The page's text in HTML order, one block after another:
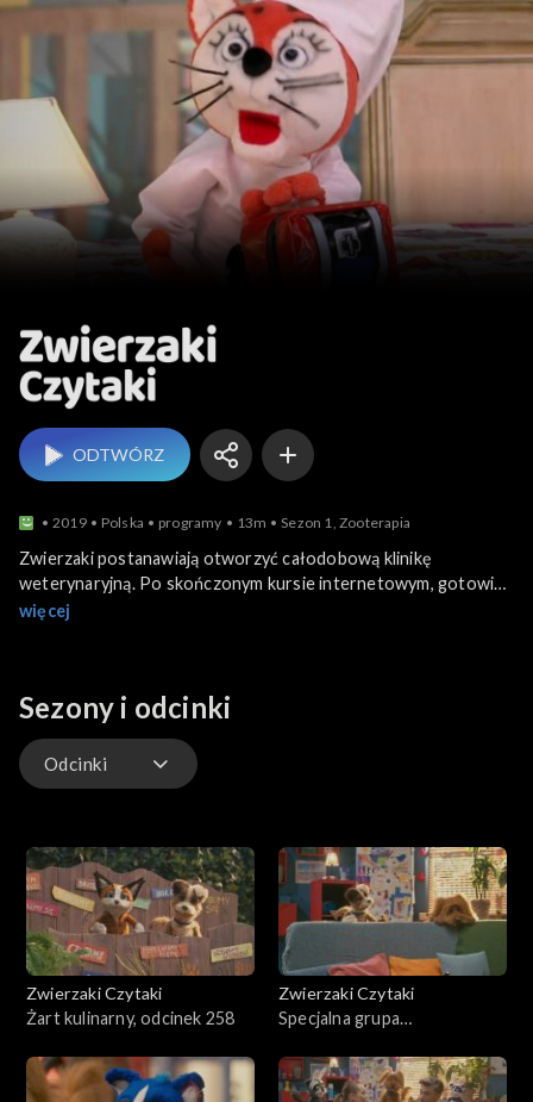
Zwierzaki Czytaki
ODTWÓRZ
2019 Polska programy 13m Sezon 1, Zooterapia
Zwierzaki postanawiają otworzyć całodobową klinikę
weterynaryjną. Po skończonym kursie internetowym, gotowi
są na przeprowadzanie fizyKOTerapii dla wszystkich kotów i
więcej
Sezony i odcinki
Odcinki
Zwierzaki Czytaki
Żart kulinarny, odcinek 258
Zwierzaki Czytaki
Specjalna grupa